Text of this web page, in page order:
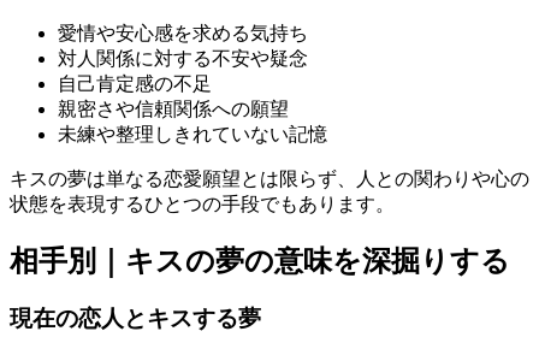
愛情や安心感を求める気持ち
対人関係に対する不安や疑念
自己肯定感の不足
親密さや信頼関係への願望
未練や整理しきれていない記憶
キスの夢は単なる恋愛願望とは限らず、人との関わりや心の
状態を表現するひとつの手段でもあります。
相手別｜キスの夢の意味を深掘りする
現在の恋人とキスする夢